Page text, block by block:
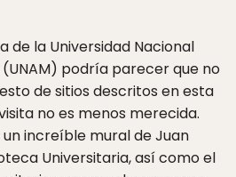
de la Universidad Nacional
podría parecer que no
de sitios descritos en esta
no es menos merecida.
increíble mural de Juan
Universitaria, así como el